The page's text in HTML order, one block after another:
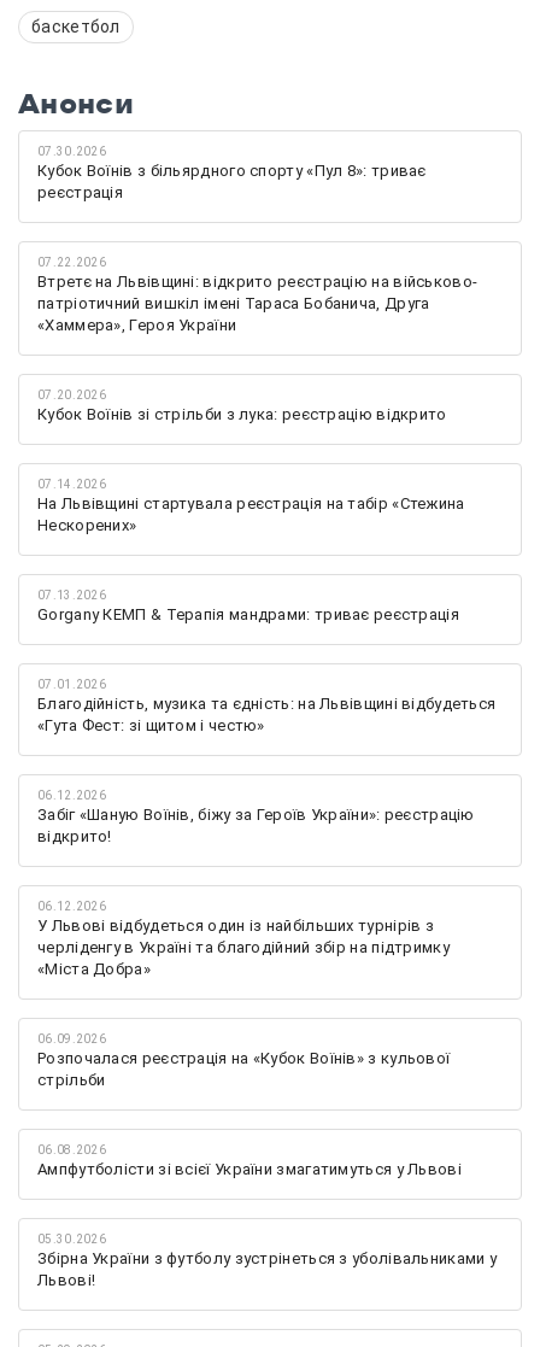
баскетбол
Анонси
07.30.2026
Кубок Воїнів з більярдного спорту «Пул 8»: триває
реєстрація
07.22.2026
Втретє на Львівщині: відкрито реєстрацію на військово-
патріотичний вишкіл імені Тараса Бобанича, Друга
«Хаммера», Героя України
07.20.2026
Кубок Воїнів зі стрільби з лука: реєстрацію відкрито
07.14.2026
На Львівщині стартувала реєстрація на табір «Стежина
Нескорених»
07.13.2026
Gorgany КЕМП & Терапія мандрами: триває реєстрація
07.01.2026
Благодійність, музика та єдність: на Львівщині відбудеться
«Гута Фест: зі щитом і честю»
06.12.2026
Забіг «Шаную Воїнів, біжу за Героїв України»: реєстрацію
відкрито!
06.12.2026
У Львові відбудеться один із найбільших турнірів з
черліденгу в Україні та благодійний збір на підтримку
«Міста Добра»
06.09.2026
Розпочалася реєстрація на «Кубок Воїнів» з кульової
стрільби
06.08.2026
Ампфутболісти зі всієї України змагатимуться у Львові
05.30.2026
Збірна України з футболу зустрінеться з уболівальниками у
Львові!